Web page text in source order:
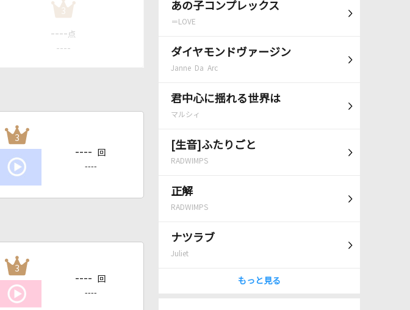
あの子コンプレックス
＝LOVE
ダイヤモンドヴァージン
Janne Da Arc
君中心に揺れる世界は
マルシィ
[生音]ふたりごと
RADWIMPS
正解
RADWIMPS
ナツラブ
Juliet
もっと見る
3
---- 点
----
3
---- 回
----
3
---- 回
----